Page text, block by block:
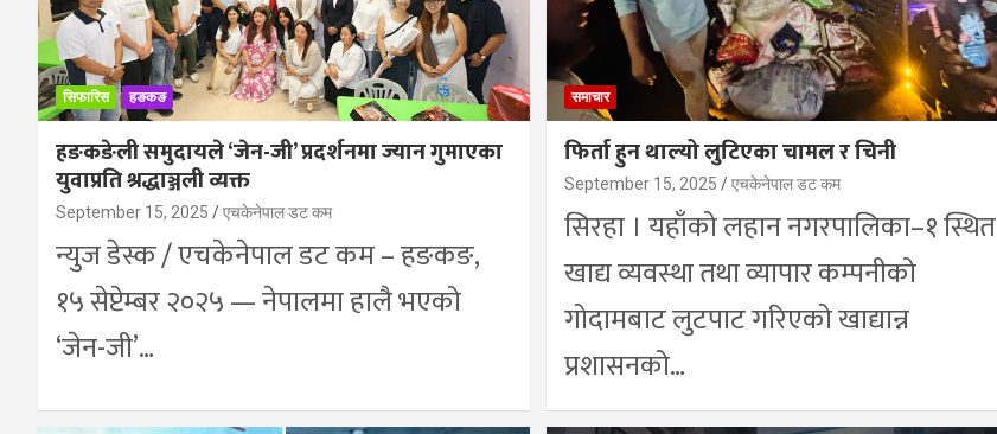
सिफारिस हङकङ
हङकङेली समुदायले ‘जेन-जी’ प्रदर्शनमा ज्यान गुमाएका
युवाप्रति श्रद्धाञ्जली व्यक्त
September 15, 2025 एचकेनेपाल डट कम
न्युज डेस्क / एचकेनेपाल डट कम – हङकङ,
१५ सेप्टेम्बर २०२५ — नेपालमा हालै भएको
‘जेन-जी’…
समाचार
फिर्ता हुन थाल्यो लुटिएका चामल र चिनी
September 15, 2025 एचकेनेपाल डट कम
सिरहा । यहाँको लहान नगरपालिका–१ स्थित
खाद्य व्यवस्था तथा व्यापार कम्पनीको
गोदामबाट लुटपाट गरिएको खाद्यान्न
प्रशासनको…